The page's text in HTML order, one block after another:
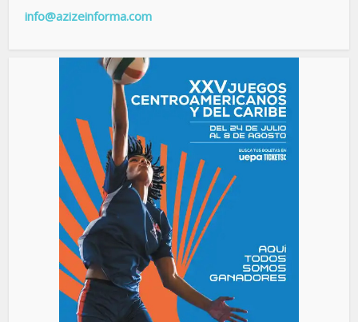
info@azizeinforma.com